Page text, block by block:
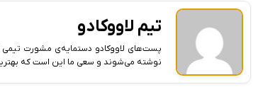
تیم لاووکادو
پست‌های لاووکادو دستمایه‌ی مشورت تیمی
نوشته می‌شوند و سعی ما این است که